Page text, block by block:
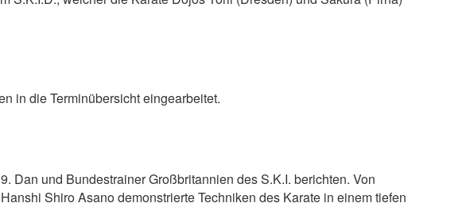
in die Terminübersicht eingearbeitet.
Dan und Bundestrainer Großbritannien des S.K.I. berichten. Von
Shiro Asano demonstrierte Techniken des Karate in einem tiefen